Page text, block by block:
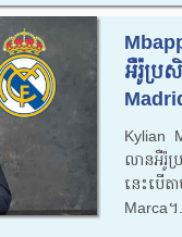
អឺរ៉ូប្រ
Kylian
លាន​អឺរ៉ូ
នេះ​បើ​
Marca។